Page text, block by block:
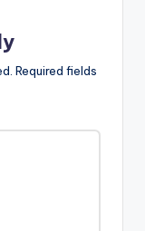
Required fields